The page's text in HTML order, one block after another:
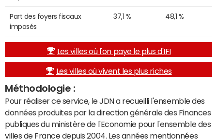
Part des foyers fiscaux
imposés
37,1 % 48,1 %
Les villes où l'on paye le plus d'IFI
Les villes où vivent les plus riches
Méthodologie :
Pour réaliser ce service, le JDN a recueilli l'ensemble des
données produites par la direction générale des Finances
publiques du ministère de l'Economie pour l'ensemble des
villes de France depuis 2004. Les années mentionnées